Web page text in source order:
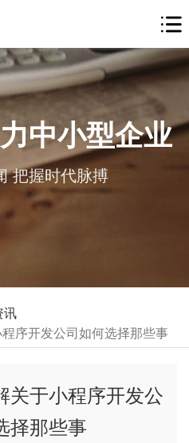
中小型企业
把握时代脉搏
讯
序开发公司如何选择那些事
关于小程序开发公
择那些事